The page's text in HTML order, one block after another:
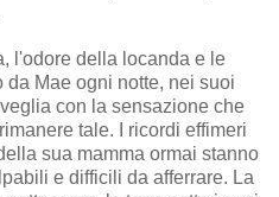
l'odore della locanda e le
Mae ogni notte, nei suoi
con la sensazione che
tale. I ricordi effimeri
sua mamma ormai stanno
e difficili da afferrare. La